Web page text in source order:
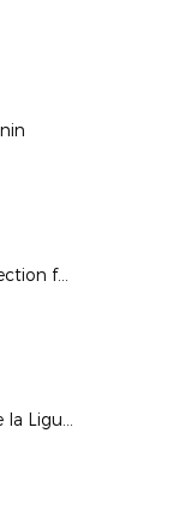
Remise dotation à la section foot de Jeanne d’Arc à Figeac
Soirée des médaillés de la Ligue de Football d’Occitanie